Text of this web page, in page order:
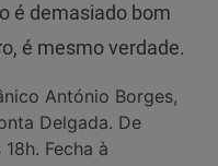
é demasiado bom
é mesmo verdade.
António Borges,
Delgada. De
Fecha à